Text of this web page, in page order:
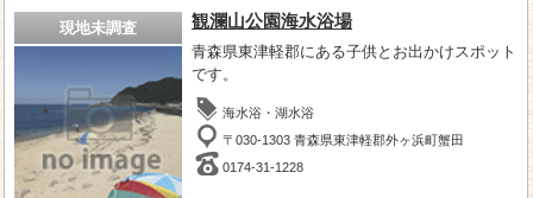
現地未調査 観瀾山公園海水浴場
青森県東津軽郡にある子供とお出かけスポット
です。
海水浴・湖水浴
〒030-1303 青森県東津軽郡外ヶ浜町蟹田
0174-31-1228